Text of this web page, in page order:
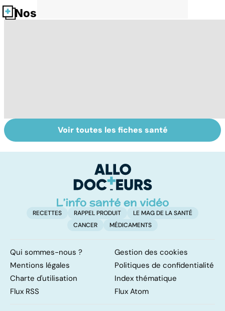
Nos fiches santé
Nécrose : quand
les tissus
Le magnésium,
un oligo-élément
Voir toutes les fiches santé
RECETTES RAPPEL PRODUIT
LE MAG DE LA SANTÉ
CANCER
MÉDICAMENTS
Qui sommes-nous ?
Gestion des cookies
Mentions légales
Politiques de confidentialité
Charte d'utilisation
Index thématique
Flux RSS
Flux Atom